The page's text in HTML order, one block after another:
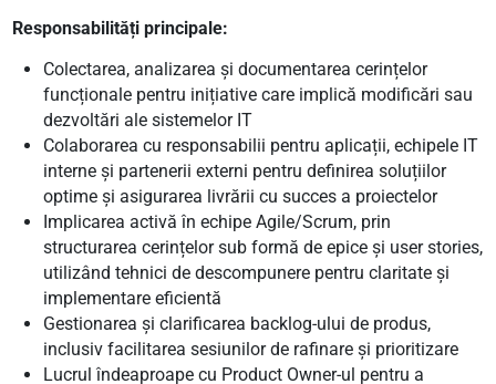
Responsabilități principale:
Colectarea, analizarea și documentarea cerințelor
funcționale pentru inițiative care implică modificări sau
dezvoltări ale sistemelor IT
Colaborarea cu responsabilii pentru aplicații, echipele IT
interne și partenerii externi pentru definirea soluțiilor
optime și asigurarea livrării cu succes a proiectelor
Implicarea activă în echipe Agile/Scrum, prin
structurarea cerințelor sub formă de epice și user stories,
utilizând tehnici de descompunere pentru claritate și
implementare eficientă
Gestionarea și clarificarea backlog-ului de produs,
inclusiv facilitarea sesiunilor de rafinare și prioritizare
Lucrul îndeaproape cu Product Owner-ul pentru a